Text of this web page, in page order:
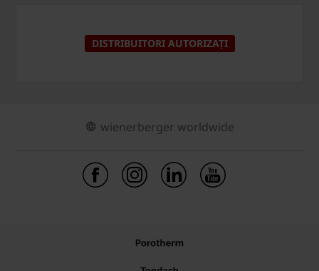
DISTRIBUITORI AUTORIZAȚI
wienerberger worldwide